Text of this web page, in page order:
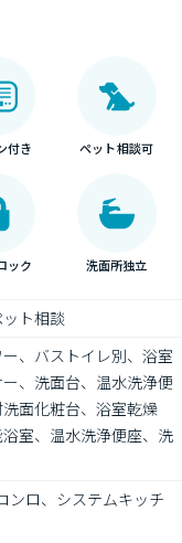
付き ペット相談可
ック 洗面所独立
ト相談
、バストイレ別、浴室
、洗面台、温水洗浄便
面化粧台、浴室乾燥
室、温水洗浄便座、洗
ンロ、システムキッチ